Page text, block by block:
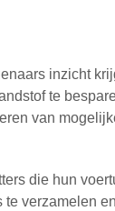
inzicht
te
van
die hun
verzamelen